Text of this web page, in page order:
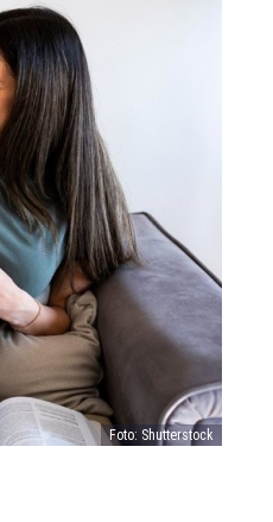
Foto: Shutterstock